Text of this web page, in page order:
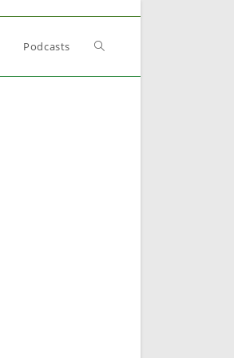
Podcasts Toggle